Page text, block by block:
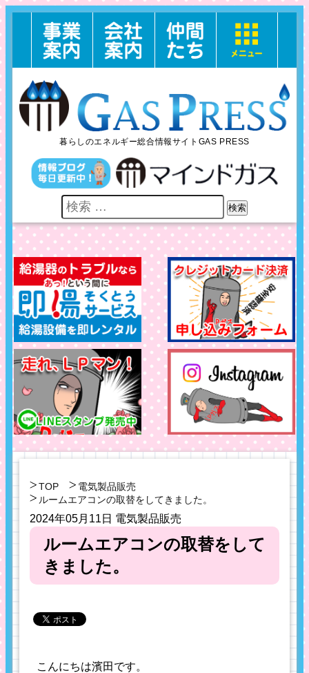
暮らしのエネルギー総合情報サイトGAS PRESS
検索
TOP
電気製品販売
ルームエアコンの取替をしてきました。
2024年05月11日 電気製品販売
ルームエアコンの取替をして
きました。
こんにちは濱田です。